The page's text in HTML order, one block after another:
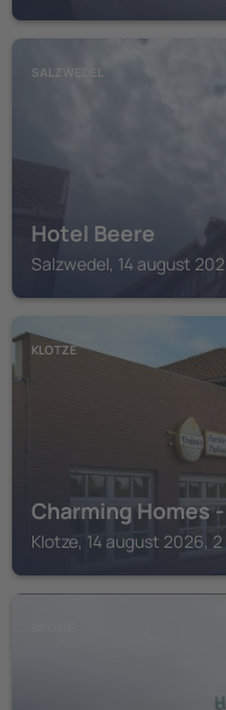
SALZWEDEL
Hotel Beere
Salzwedel, 14 august
KLOTZE
Charming Homes
Klotze, 14 august 2026,